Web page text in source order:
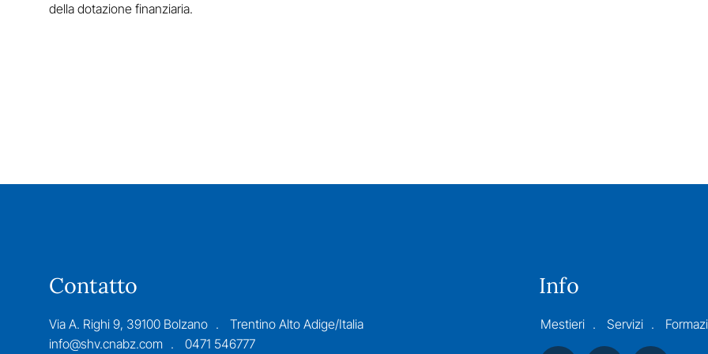
della dotazione finanziaria.
Contatto
Via A. Righi 9, 39100 Bolzano
Trentino Alto Adige/Italia
info@shv.cnabz.com
0471 546777
Info
Mestieri Servizi